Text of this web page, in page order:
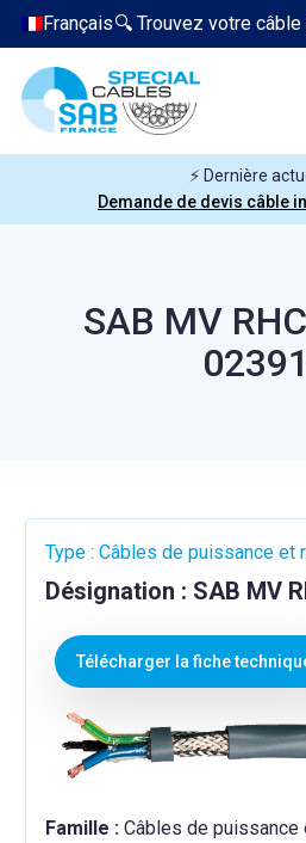
🔍 Trouvez votre câble
Français
⚡ Dernière
SAB MV
Type : Câbles de puissance et
Désignation : SAB MV
Télécharger la fiche
Famille : Câbles de puissance